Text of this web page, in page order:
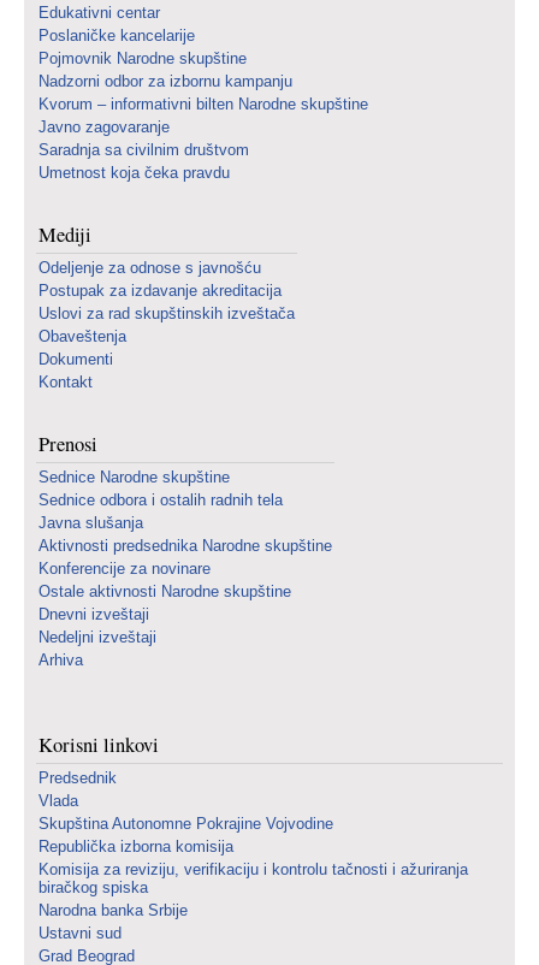
Edukativni centar
Poslaničke kancelarije
Pojmovnik Narodne skupštine
Nadzorni odbor za izbornu kampanju
Kvorum – informativni bilten Narodne skupštine
Javno zagovaranje
Saradnja sa civilnim društvom
Umetnost koja čeka pravdu
Mediji
Odeljenje za odnose s javnošću
Postupak za izdavanje akreditacija
Uslovi za rad skupštinskih izveštača
Obaveštenja
Dokumenti
Kontakt
Prenosi
Sednice Narodne skupštine
Sednice odbora i ostalih radnih tela
Javna slušanja
Aktivnosti predsednika Narodne skupštine
Konferencije za novinare
Ostale aktivnosti Narodne skupštine
Dnevni izveštaji
Nedeljni izveštaji
Arhiva
Korisni linkovi
Predsednik
Vlada
Skupština Autonomne Pokrajine Vojvodine
Republička izborna komisija
Komisija za reviziju, verifikaciju i kontrolu tačnosti i ažuriranja
biračkog spiska
Narodna banka Srbije
Ustavni sud
Grad Beograd